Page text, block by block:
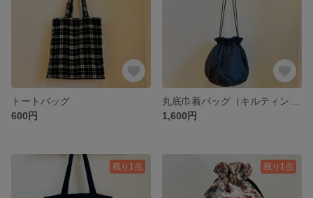
トートバッグ
600円
1,600円
残り1点 残り1点